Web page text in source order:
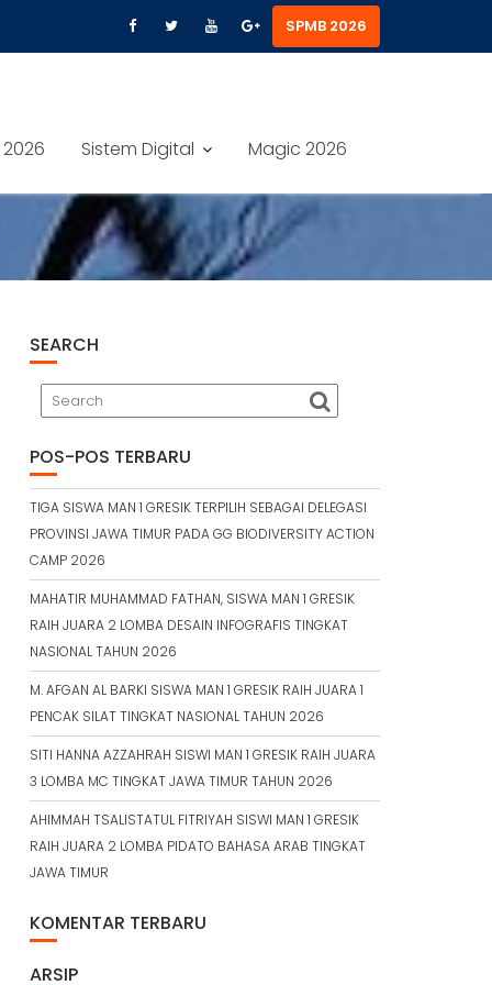
SPMB 2026
2026 Sistem Digital Magic 2026
SEARCH
POS-POS TERBARU
TIGA SISWA MAN 1 GRESIK TERPILIH SEBAGAI DELEGASI
PROVINSI JAWA TIMUR PADA GG BIODIVERSITY ACTION
CAMP 2026
MAHATIR MUHAMMAD FATHAN, SISWA MAN 1 GRESIK
RAIH JUARA 2 LOMBA DESAIN INFOGRAFIS TINGKAT
NASIONAL TAHUN 2026
M. AFGAN AL BARKI SISWA MAN 1 GRESIK RAIH JUARA 1
PENCAK SILAT TINGKAT NASIONAL TAHUN 2026
SITI HANNA AZZAHRAH SISWI MAN 1 GRESIK RAIH JUARA
3 LOMBA MC TINGKAT JAWA TIMUR TAHUN 2026
AHIMMAH TSALISTATUL FITRIYAH SISWI MAN 1 GRESIK
RAIH JUARA 2 LOMBA PIDATO BAHASA ARAB TINGKAT
JAWA TIMUR
KOMENTAR TERBARU
ARSIP